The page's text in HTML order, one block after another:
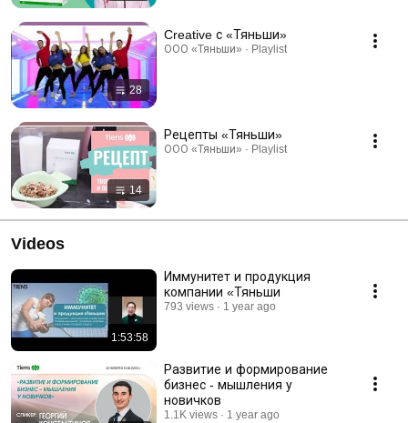
28
Creative с «Тяньши»
ООО «Тяньши» · Playlist
14
Рецепты «Тяньши»
ООО «Тяньши» · Playlist
Videos
1:53:58
Иммунитет и продукция
компании «Тяньши
793 views 1 year ago
Развитие и формирование
бизнес - мышления у
новичков
1.1K views 1 year ago